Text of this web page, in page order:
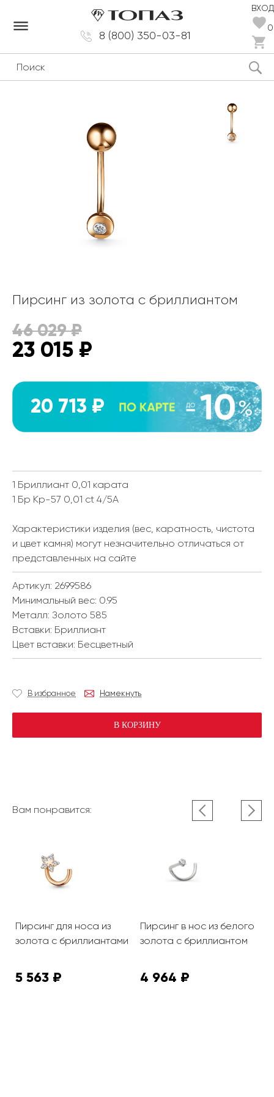
8 (800) 350-03-81
ВХОД
0
dehaze
Пирсинг из золота с бриллиантом
46 029₽
23 015 ₽
20 713 ₽
1 Бриллиант 0,01 карата
1 Бр Кр-57 0,01 ct 4/5А
Характеристики изделия (вес, каратность, чистота
и цвет камня) могут незначительно отличаться от
представленных на сайте
Артикул: 2699586
Минимальный вес: 0.95
Металл: Золото 585
Вставки: Бриллиант
Цвет вставки: Бесцветный
В избранное Намекнуть
В КОРЗИНУ
Вам понравится:
Пирсинг для носа из
золота с бриллиантами
5 563 ₽
Пирсинг в нос из белого
золота с бриллиантом
4 964 ₽